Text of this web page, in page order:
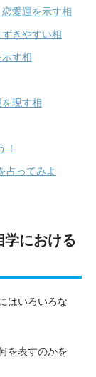
愛運を示す相
きやすい相
す相
現す相
！
占ってみよ
学における
はいろいろな
を表すのかを